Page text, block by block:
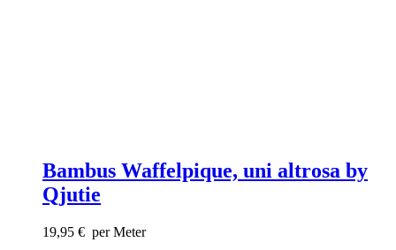
Bambus Waffelpique, uni altrosa by
Qjutie
19,95 € per Meter